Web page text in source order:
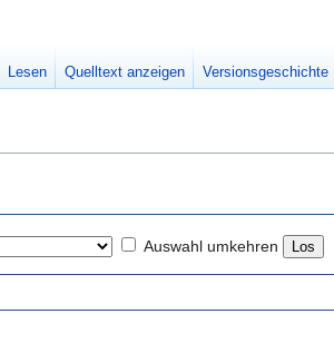
Auswahl umkehren
Lesen Quelltext anzeigen Versionsgeschichte